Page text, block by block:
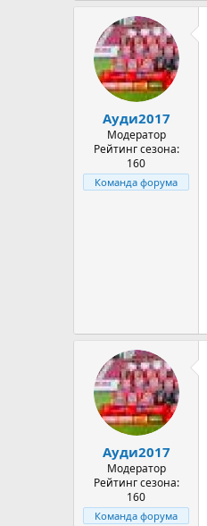
Ауди2017
Модератор
Рейтинг сезона:
160
Команда форума
Ауди2017
Модератор
Рейтинг сезона:
160
Команда форума